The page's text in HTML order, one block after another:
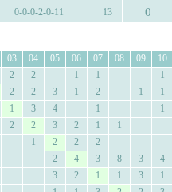
0-0-0-2-0-11 13 0
03 04 05 06 07 08 09
10
2 2 1 1
1
2 2 3 1 2 1
1
1 3 4 1
1
2 2 3 2 1
1
1 2 2
2
2 4 3 8 3
4
3 2 1 1 3
1